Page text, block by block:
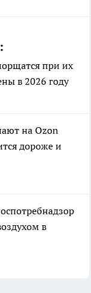
при их
в 2026 году
на Ozon
дороже и
в